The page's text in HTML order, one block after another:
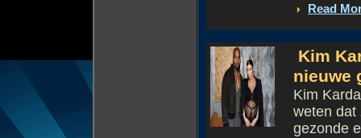
Read
Kim
nieuwe
Kim
weten dat
gezonde